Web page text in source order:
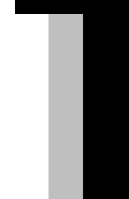
πωλήσεων.